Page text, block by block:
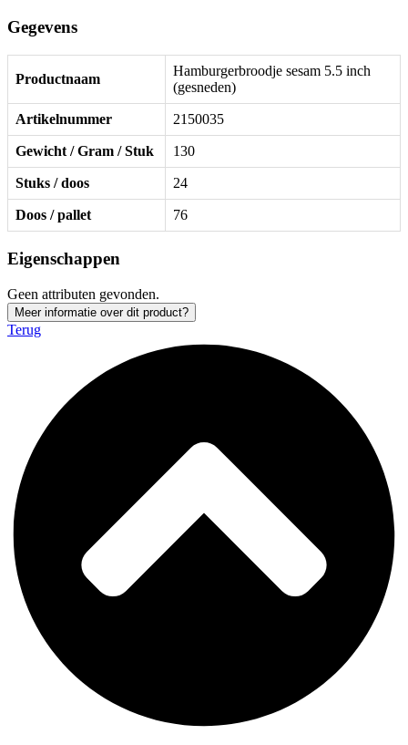
Gegevens
Productnaam
Hamburgerbroodje sesam 5.5 inch
(gesneden)
Artikelnummer 2150035
Gewicht / Gram / Stuk 130
Stuks / doos 24
Doos / pallet 76
Eigenschappen
Geen attributen gevonden.
Meer informatie over dit product?
Terug